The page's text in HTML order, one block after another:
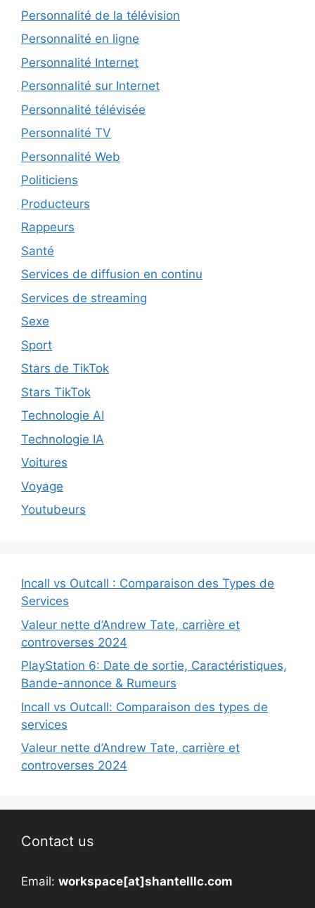
Personnalité de la télévision
Personnalité en ligne
Personnalité Internet
Personnalité sur Internet
Personnalité télévisée
Personnalité TV
Personnalité Web
Politiciens
Producteurs
Rappeurs
Santé
Services de diffusion en continu
Services de streaming
Sexe
Sport
Stars de TikTok
Stars TikTok
Technologie AI
Technologie IA
Voitures
Voyage
Youtubeurs
Incall vs Outcall : Comparaison des Types de
Services
Valeur nette d’Andrew Tate, carrière et
controverses 2024
PlayStation 6: Date de sortie, Caractéristiques,
Bande-annonce & Rumeurs
Incall vs Outcall: Comparaison des types de
services
Valeur nette d’Andrew Tate, carrière et
controverses 2024
Contact us
Email: workspace[at]shantelllc.com